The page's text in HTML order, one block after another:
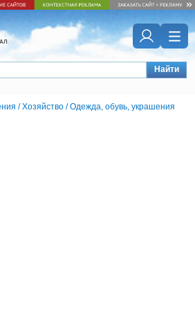
Найти
/Хозяйство /Одежда, обувь, украшения